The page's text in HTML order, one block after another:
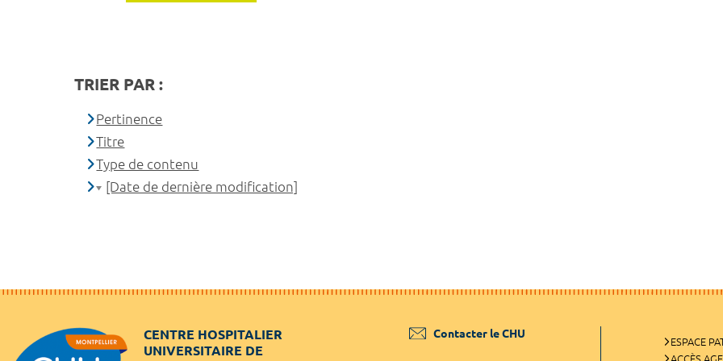
TRIER PAR :
Pertinence
Titre
Type de contenu
[Date de dernière modification]
CENTRE HOSPITALIER
UNIVERSITAIRE DE
Contacter le CHU
ESPACE
ACCÈS